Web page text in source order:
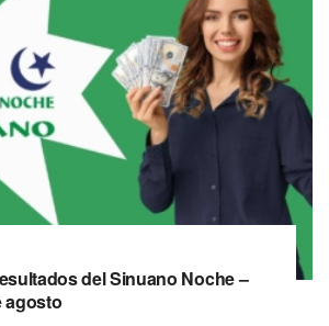
del Sinuano Noche –
agosto